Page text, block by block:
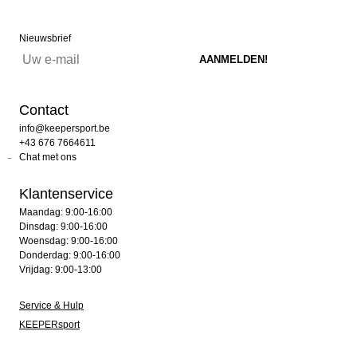
Nieuwsbrief
Contact
info@keepersport.be
+43 676 7664611
Chat met ons
Klantenservice
Maandag: 9:00-16:00
Dinsdag: 9:00-16:00
Woensdag: 9:00-16:00
Donderdag: 9:00-16:00
Vrijdag: 9:00-13:00
Service & Hulp
KEEPERsport